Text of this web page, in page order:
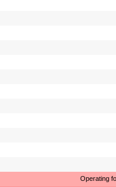
Operating